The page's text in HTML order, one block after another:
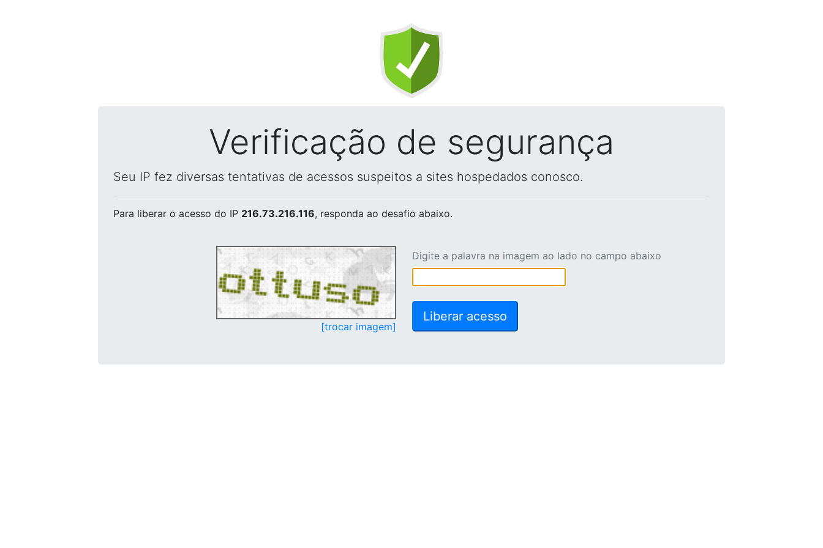
Verificação de segurança
Seu IP fez diversas tentativas de acessos suspeitos a sites hospedados conosco.
Para liberar o acesso do IP 216.73.216.116, responda ao desafio abaixo.
[trocar imagem]
Digite a palavra na imagem ao lado no campo abaixo